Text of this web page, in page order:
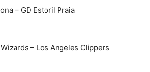
– GD Estoril Praia
– Los Angeles Clippers